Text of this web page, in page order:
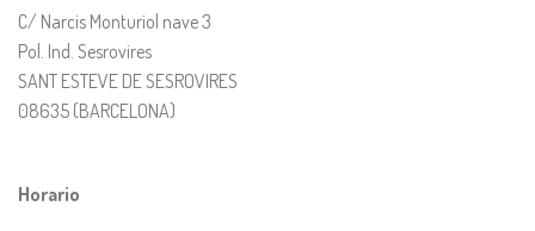
C/ Narcis Monturiol nave 3
Pol. Ind. Sesrovires
SANT ESTEVE DE SESROVIRES
08635 (BARCELONA)
Horario